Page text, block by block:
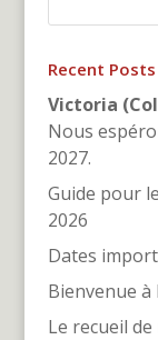
Recent Posts
Victoria
Nous
2027.
Guide pour
2026
Dates
Bienvenue
Le recueil